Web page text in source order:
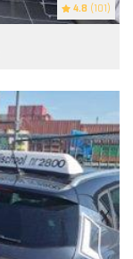
4.8 (101)